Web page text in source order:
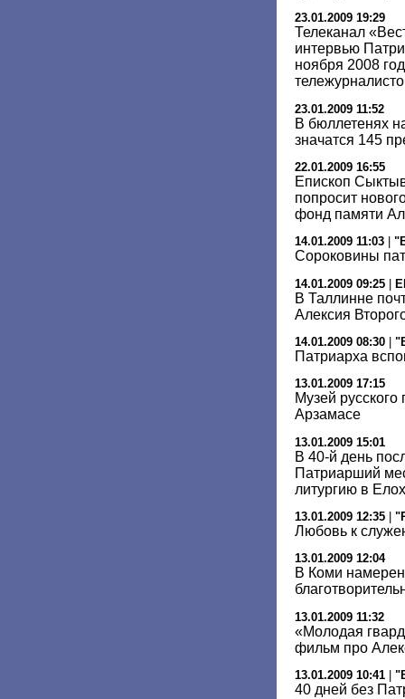
23.01.2009 19:29
Телеканал
интервью
ноября 2008
23.01.2009 11:52
В бюллетенях
значатся 145
22.01.2009 16:55
Епископ
попросит
фонд памяти
14.01.2009 11:03
Сороковины
14.01.2009 09:25
В Таллинне
Алексия
14.01.2009 08:30
Патриарха
13.01.2009 17:15
Музей
Арзамасе
13.01.2009 15:01
В 40-й день
Патриарший
литургию в
13.01.2009 12:35
Любовь к
13.01.2009 12:04
В Коми
13.01.2009 11:32
«Молодая
фильм про
13.01.2009 10:41
40 дней без